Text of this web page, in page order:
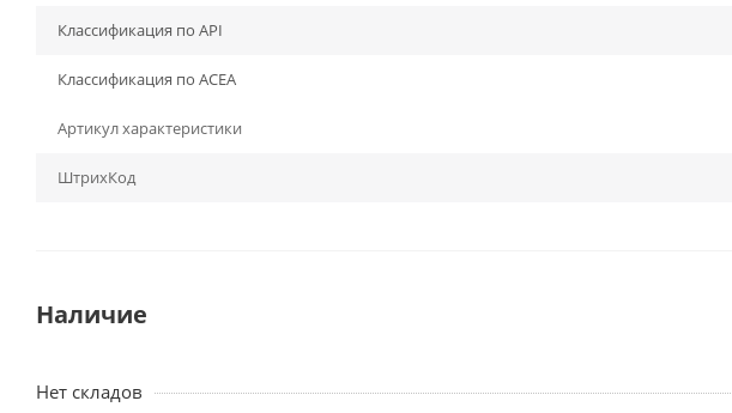
Классификация по API
Классификация по ACEA
Артикул характеристики
ШтрихКод
Наличие
Нет складов